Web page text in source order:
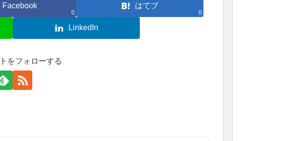
Facebook
0
はてブ
0
LinkedIn
をフォローする